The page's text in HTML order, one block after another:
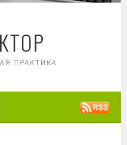
ПРАКТИКА